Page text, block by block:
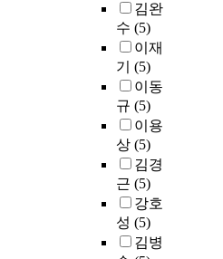
김완
수 (5)
이재
기 (5)
이동
규 (5)
이용
상 (5)
김경
근 (5)
강호
성 (5)
김병